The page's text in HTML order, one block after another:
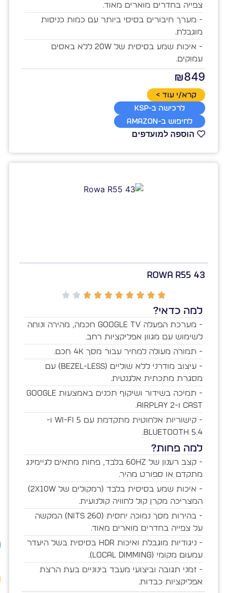
צפייה בחדרים מוארים מאוד.
- מערך חיבורים בסיסי ביותר עם כמות כניסות
מוגבלת.
- איכות שמע בסיסית של 20W ללא באסים
עמוקים.
₪849
לחיפוש ב-Amazon
לרכישה ב-KSP
קרא/י עוד >
הוספה למועדפים
Rowa R55 43
למה כדאי?
- מערכת הפעלה Google TV חכמה, מהירה ונוחה
לשימוש עם מגוון אפליקציות רחב.
- תמורה מעולה למחיר עבור מסך 4K חכם.
- עיצוב מודרני ללא שוליים (Bezel-less) עם
מסגרת מתכתית אלגנטית.
- תמיכה בשידור ושיקוף תכנים באמצעות Google
Cast ו-AirPlay 2.
- קישוריות אלחוטית מתקדמת עם Wi-Fi 5 ו-
Bluetooth 5.4.
למה פחות?
- קצב רענון של 60Hz בלבד, פחות מתאים לגיימינג
מתקדם או ספורט מהיר.
- איכות שמע בסיסית בלבד (רמקולים של 2x10W)
המצריכה מקרן קול לחוויה קולנועית.
- בהירות מסך נמוכה יחסית (260 nits) המקשה
על צפייה בחדרים מוארים מאוד.
- ניגודיות מוגבלת ואיכות HDR בסיסית בשל היעדר
עמעום מקומי (Local Dimming).
- זמני תגובה וביצועי מעבד בינוניים בעת הרצת
אפליקציות כבדות.